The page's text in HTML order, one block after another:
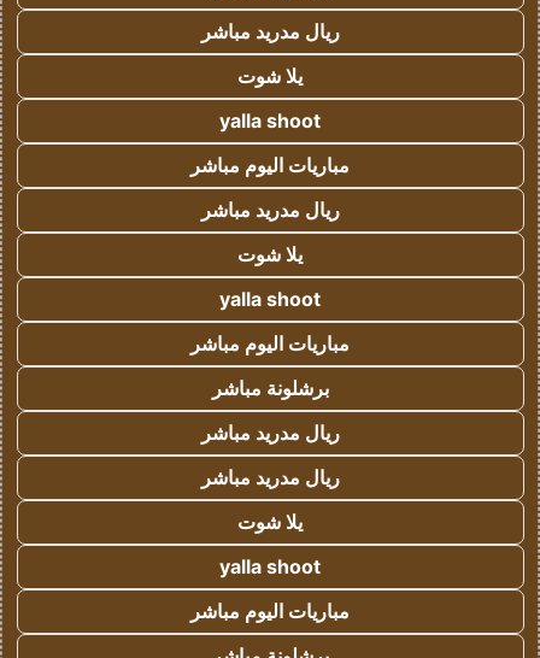
ريال مدريد مباشر
يلا شوت
yalla shoot
مباريات اليوم مباشر
ريال مدريد مباشر
يلا شوت
yalla shoot
مباريات اليوم مباشر
برشلونة مباشر
ريال مدريد مباشر
ريال مدريد مباشر
يلا شوت
yalla shoot
مباريات اليوم مباشر